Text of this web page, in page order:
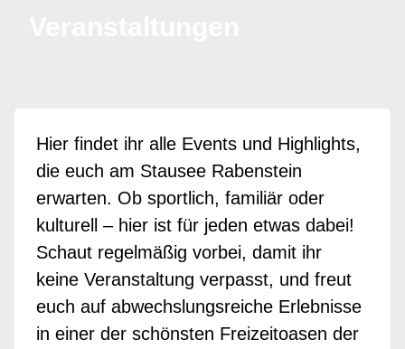
Hier findet ihr alle Events und Highlights,
die euch am Stausee Rabenstein
erwarten. Ob sportlich, familiär oder
kulturell – hier ist für jeden etwas dabei!
Schaut regelmäßig vorbei, damit ihr
keine Veranstaltung verpasst, und freut
euch auf abwechslungsreiche Erlebnisse
in einer der schönsten Freizeitoasen der